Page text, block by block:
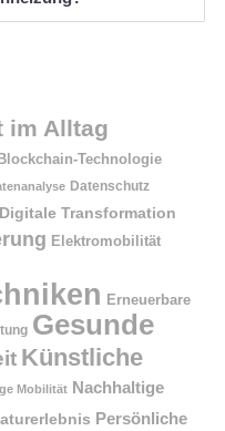
im Alltag
Blockchain-Technologie
Datenschutz
Digitale Transformation
Elektromobilität
Erneuerbare
Gesunde
Künstliche
Mobilität Nachhaltige
Persönliche